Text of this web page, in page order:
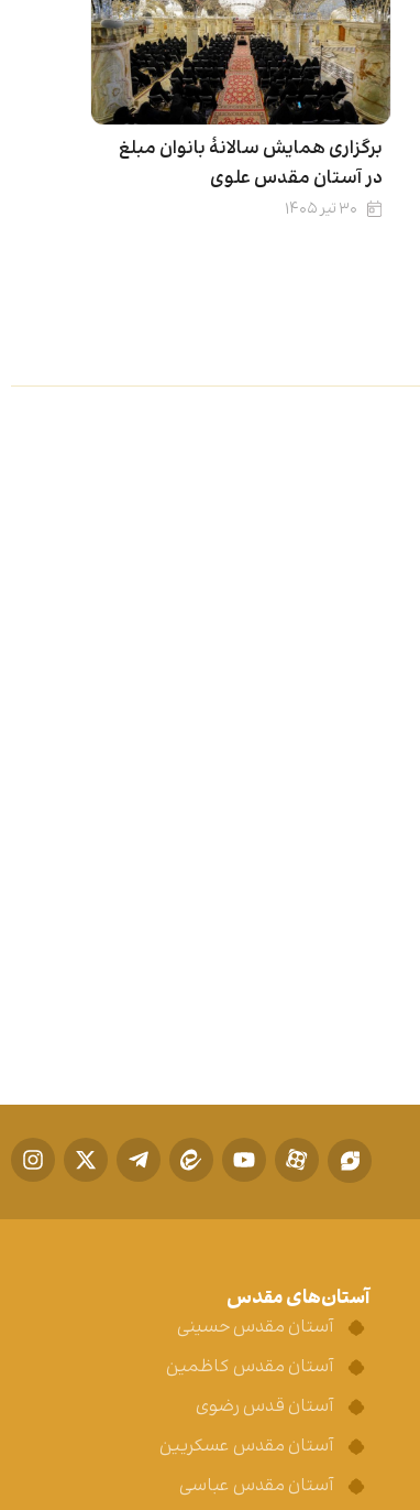
برگزاری همایش سالانۀ بانوان مبلغ
در آستان مقدس علوی
۳۰ تیر ۱۴۰۵
آستان‌های مقدس
آستان مقدس حسینی
آستان مقدس کاظمین
آستان قدس رضوی
آستان مقدس عسکریین
آستان مقدس عباسی